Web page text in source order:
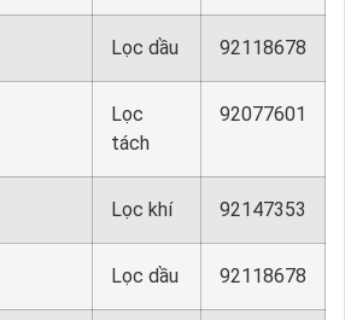
Lọc dầu 92118678
Lọc
tách
92077601
Lọc khí 92147353
Lọc dầu 92118678